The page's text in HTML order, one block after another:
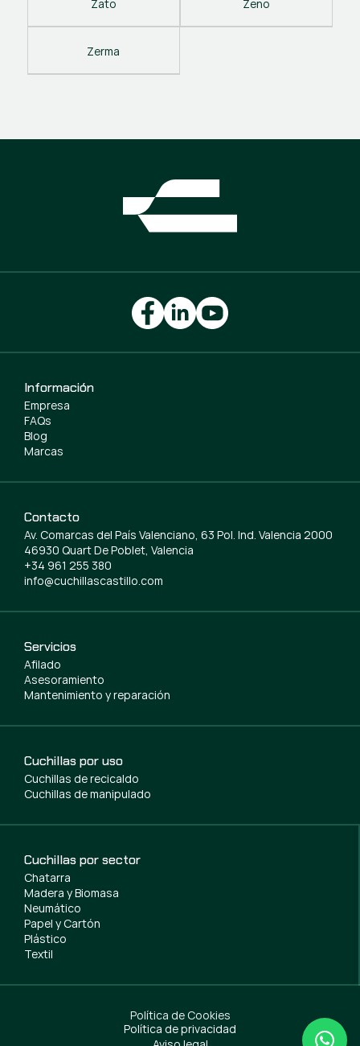
Zato Zeno
Zerma
Servicios
Afilado
Asesoramiento
Mantenimiento y reparación
Cuchillas por uso
Cuchillas de recicaldo
Cuchillas de manipulado
Cuchillas por sector
Chatarra
Madera y Biomasa
Neumático
Papel y Cartón
Plástico
Textil
Información
Empresa
FAQs
Blog
Marcas
Contacto
Av. Comarcas del País Valenciano, 63 Pol. Ind. Valencia 2000
46930 Quart De Poblet, Valencia
+34 961 255 380
info@cuchillascastillo.com
Política de Cookies
Política de privacidad